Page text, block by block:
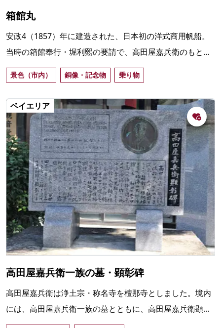
箱館丸
安政4（1857）年に建造された、日本初の洋式商用帆船。
当時の箱館奉行・堀利熙の要請で、高田屋嘉兵衛のもとで
船大工として働いていた続豊治が製作。
景色（市内） 銅像・記念物 乗り物
ベイエリア
高田屋嘉兵衛一族の墓・顕彰碑
高田屋嘉兵衛は浄土宗・称名寺を檀那寺としました。境内
には、高田屋嘉兵衛一族の墓とともに、高田屋嘉兵衛顕彰
碑があり、淡路から渡来して50歳までの間、「箱館を根拠